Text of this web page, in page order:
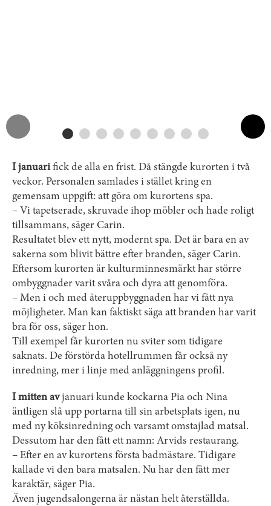
I januarifick de alla en frist. Då stängde kurorten i två
veckor. Personalen samlades i stället kring en
gemensam uppgift: att göra om kurortens spa.
– Vi tapetserade, skruvade ihop möbler och hade roligt
tillsammans, säger Carin.
Resultatet blev ett nytt, modernt spa. Det är bara en av
sakerna som blivit bättre efter branden, säger Carin.
Eftersom kurorten är kulturminnesmärkt har större
ombyggnader varit svåra och dyra att genomföra.
– Men i och med återuppbyggnaden har vi fått nya
möjligheter. Man kan faktiskt säga att branden har varit
bra för oss, säger hon.
Till exempel får kurorten nu sviter som tidigare
saknats. De förstörda hotellrummen får också ny
inredning, mer i linje med anläggningens profil.
I mitten avjanuari kunde kockarna Pia och Nina
äntligen slå upp portarna till sin arbetsplats igen, nu
med ny köksinredning och varsamt omstajlad matsal.
Dessutom har den fått ett namn: Arvids restaurang.
– Efter en av kurortens första badmästare. Tidigare
kallade vi den bara mat­salen. Nu har den fått mer
karaktär, säger Pia.
Även jugendsalongerna är nästan helt återställda.